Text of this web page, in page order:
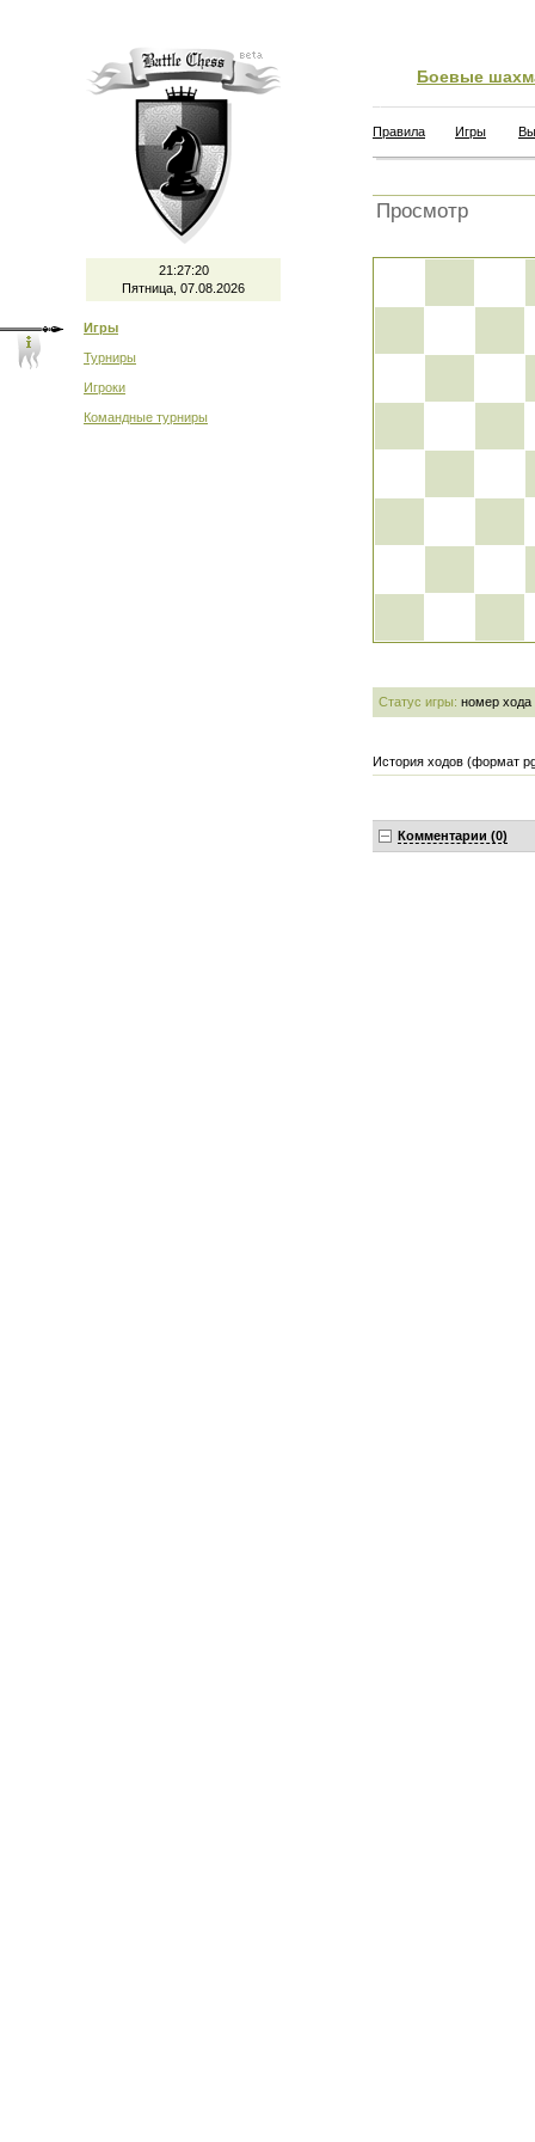
21:27:21
Пятница, 07.08.2026
Игры
Турниры
Игроки
Командные турниры
Боевые
Правила Игры
Просмотр
Статус игры: номер хода
История ходов (формат
Комментарии (0)